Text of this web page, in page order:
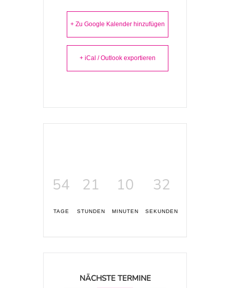
+ Zu Google Kalender hinzufügen
+ iCal / Outlook exportieren
54
TAGE
21
STUNDEN
10
MINUTEN
31
SEKUNDEN
NÄCHSTE TERMINE